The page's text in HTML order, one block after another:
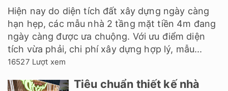
Hiện nay do diện tích đất xây dựng ngày càng
hạn hẹp, các mẫu nhà 2 tầng mặt tiền 4m đang
ngày càng được ưa chuộng. Với ưu điểm diện
tích vừa phải, chi phí xây dựng hợp lý, mẫu...
16527 Lượt xem
Tiêu chuẩn thiết kế nhà